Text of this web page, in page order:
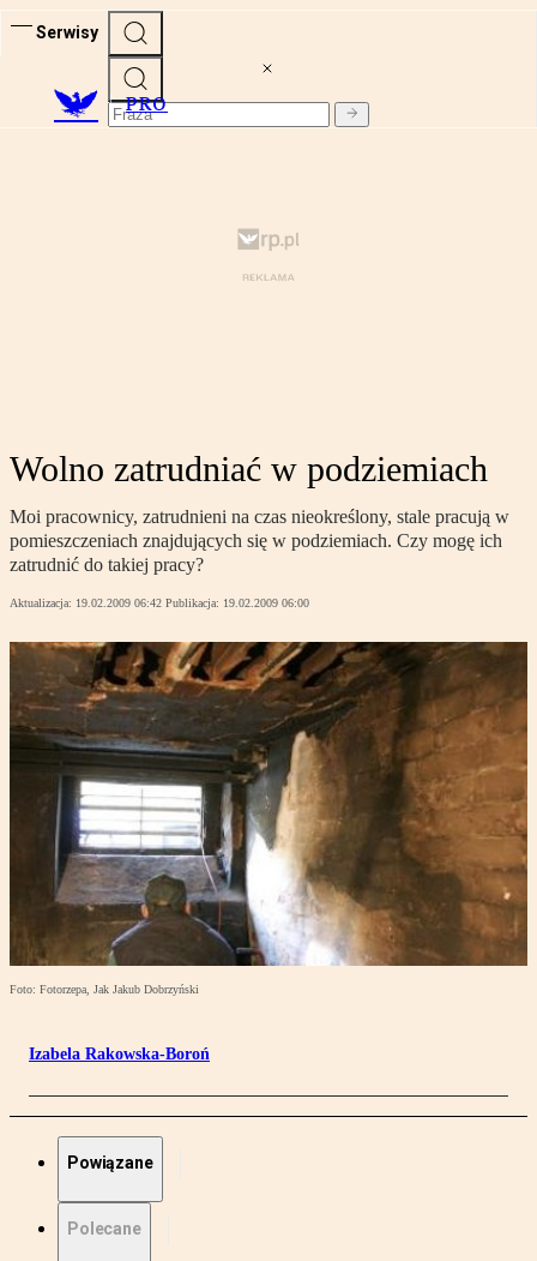
Serwisy
PRO
Wolno zatrudniać w podziemiach
Moi pracownicy, zatrudnieni na czas nieokreślony, stale pracują w
pomieszczeniach znajdujących się w podziemiach. Czy mogę ich
zatrudnić do takiej pracy?
Aktualizacja: 19.02.2009 06:42 Publikacja: 19.02.2009 06:00
Foto: Fotorzepa, Jak Jakub Dobrzyński
Izabela Rakowska-Boroń
Powiązane
Polecane